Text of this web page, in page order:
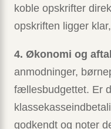
koble opskrifter
opskriften ligger
4. Økonomi og
anmodninger,
fællesbudgettet. Er
godkendt og noter